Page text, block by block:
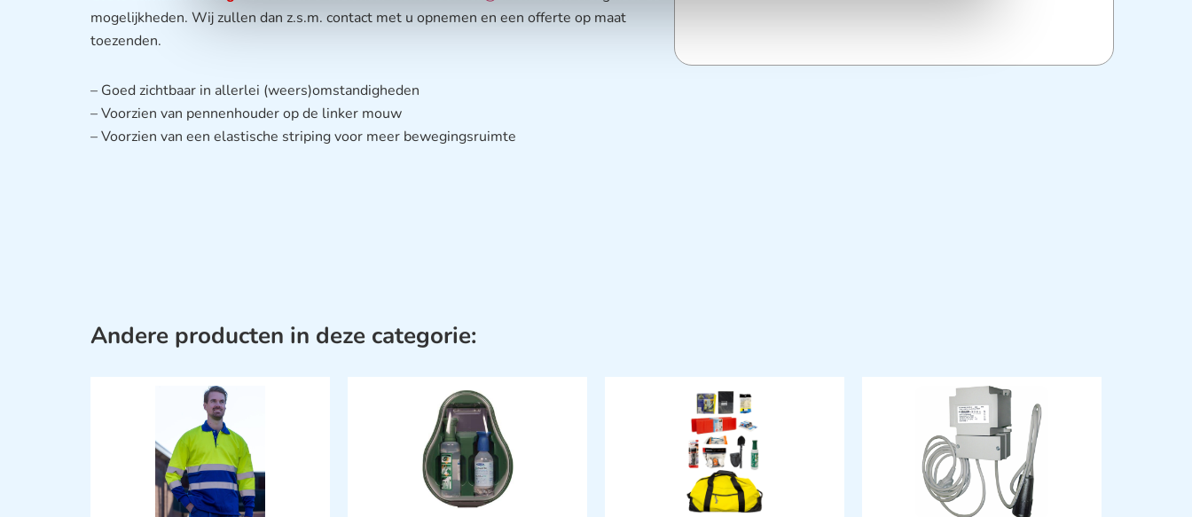
mogelijkheden. Wij zullen dan z.s.m. contact met u opnemen en een offerte op maat
toezenden.
– Goed zichtbaar in allerlei (weers)omstandigheden
– Voorzien van pennenhouder op de linker mouw
– Voorzien van een elastische striping voor meer bewegingsruimte
Andere producten in deze categorie: